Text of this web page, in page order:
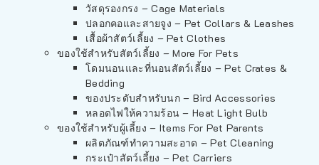
วัสดุรองกรง – Cage Materials
ปลอกคอและสายจูง – Pet Collars & Leashes
เสื้อผ้าสัตว์เลี้ยง – Pet Clothes
ของใช้สำหรับสัตว์เลี้ยง – More For Pets
โดมนอนและที่นอนสัตว์เลี้ยง – Pet Crates &
Bedding
ของประดับสำหรับนก – Bird Accessories
หลอดไฟให้ความร้อน – Heat Light Bulb
ของใช้สำหรับผู้เลี้ยง – Items For Pet Parents
ผลิตภัณฑ์ทำความสะอาด – Pet Cleaning
กระเป๋าสัตว์เลี้ยง – Pet Carriers